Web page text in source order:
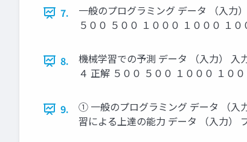
7.
一般のプログラミング データ （入力
５００ ５００ １０００ １０００ １
8.
機械学習での予測 データ （入力） 入
４ 正解 ５００ ５００ １０００ １０
9.
① 一般のプログラミング データ （入
習による上達の能力 データ （入力）